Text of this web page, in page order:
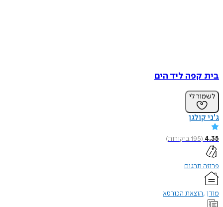
בית קפה ליד הים
לשמור לי
ג'ני קולגן
4.35
(
195ביקורות)
פרוזה תרגום
מודן הוצאת הכורסא